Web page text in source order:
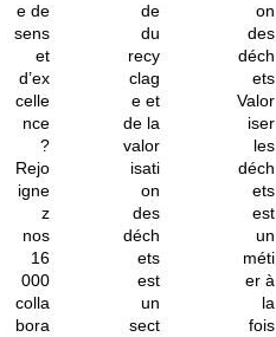
e de
sens
et
d’ex
celle
nce
?
Rejo
igne
z
nos
16
000
colla
bora
de
du
recy
clag
e et
de la
valor
isati
on
des
déch
ets
est
un
sect
on
des
déch
ets
Valor
iser
les
déch
ets
est
un
méti
er à
la
fois